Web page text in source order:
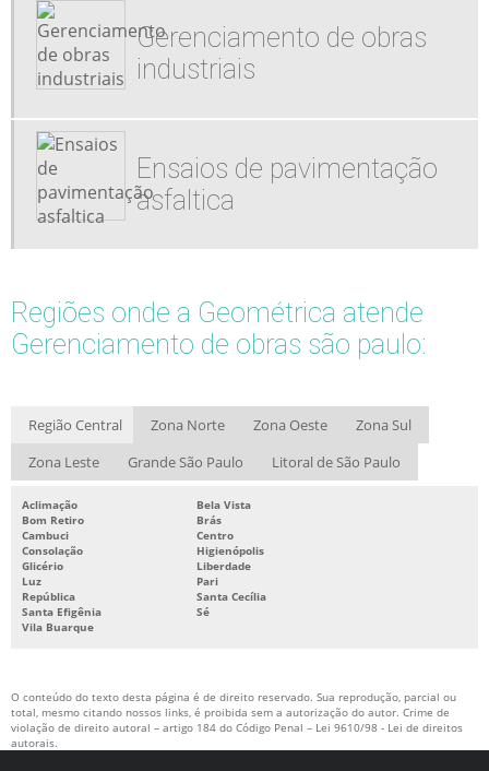
Gerenciamento de obras
industriais
Ensaios de pavimentação
asfaltica
Regiões onde a Geométrica atende
Gerenciamento de obras são paulo:
Região Central Zona Norte Zona Oeste
Zona Sul
Zona Leste
Grande São Paulo Litoral de São Paulo
Aclimação
Bela Vista
Bom Retiro
Brás
Cambuci
Centro
Consolação
Higienópolis
Glicério
Liberdade
Luz
Pari
República
Santa Cecília
Santa Efigênia
Sé
Vila Buarque
O conteúdo do texto desta página é de direito reservado. Sua reprodução, parcial ou
total, mesmo citando nossos links, é proibida sem a autorização do autor. Crime de
violação de direito autoral – artigo 184 do Código Penal – Lei 9610/98 - Lei de direitos
autorais.